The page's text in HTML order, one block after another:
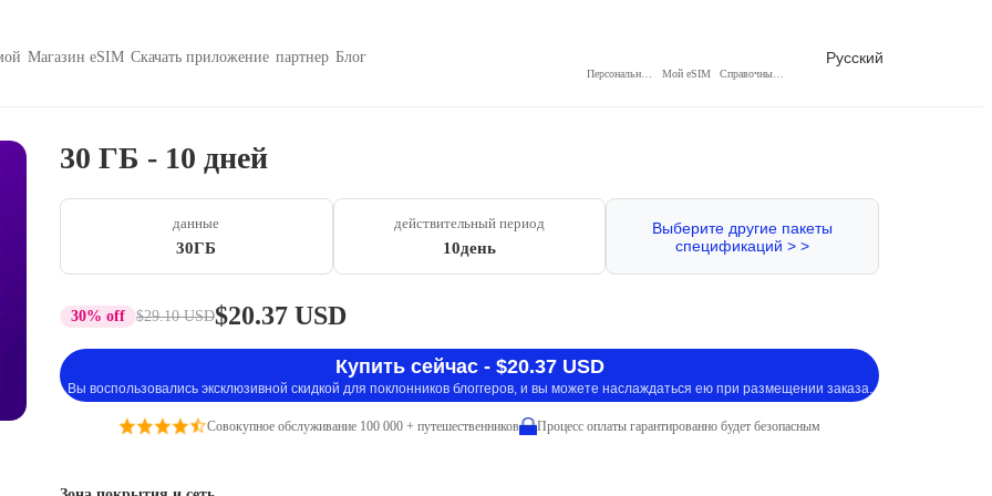
Магазин eSIM Скачать приложение партнер Блог
Мой eSIM
Русский
30 ГБ - 10 дней
данные
30ГБ
действительный период
10день
Выберите другие пакеты
спецификаций > >
30% off $29.10 USD$20.37 USD
Купить сейчас - $20.37 USD
Вы воспользовались эксклюзивной скидкой для поклонников блоггеров, и вы можете наслаждаться ею при размещении заказа.
Совокупное обслуживание 100 000 + путешественников Процесс оплаты гарантированно будет безопасным